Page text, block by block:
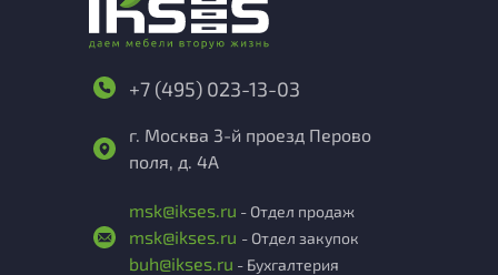
+7 (495) 023-13-03
г. Москва 3-й проезд Перово
поля, д. 4А
msk@ikses.ru - Отдел продаж
msk@ikses.ru - Отдел закупок
buh@ikses.ru - Бухгалтерия